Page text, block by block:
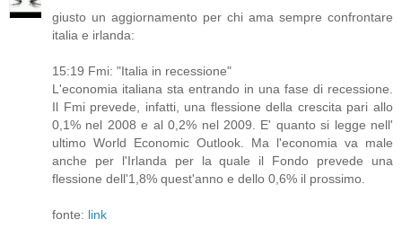
giusto un aggiornamento per chi ama sempre confrontare
italia e irlanda:
15:19 Fmi: "Italia in recessione"
L'economia italiana sta entrando in una fase di recessione.
Il Fmi prevede, infatti, una flessione della crescita pari allo
0,1% nel 2008 e al 0,2% nel 2009. E' quanto si legge nell'
ultimo World Economic Outlook. Ma l'economia va male
anche per l'Irlanda per la quale il Fondo prevede una
flessione dell'1,8% quest'anno e dello 0,6% il prossimo.
fonte: link